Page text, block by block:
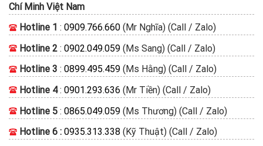
Chí Minh Việt Nam
Hotline 1 : 0909.766.660 (Mr Nghĩa) (Call / Zalo)
Hotline 2 : 0902.049.059 (Ms Sang) (Call / Zalo)
Hotline 3 : 0899.495.459 (Ms Hằng) (Call / Zalo)
Hotline 4: 0901.293.636 (Mr Tiền) (Call / Zalo)
Hotline 5 : 0865.049.059 (Ms Thương) (Call / Zalo)
Hotline 6 : 0935.313.338 (Kỹ Thuật) (Call / Zalo)